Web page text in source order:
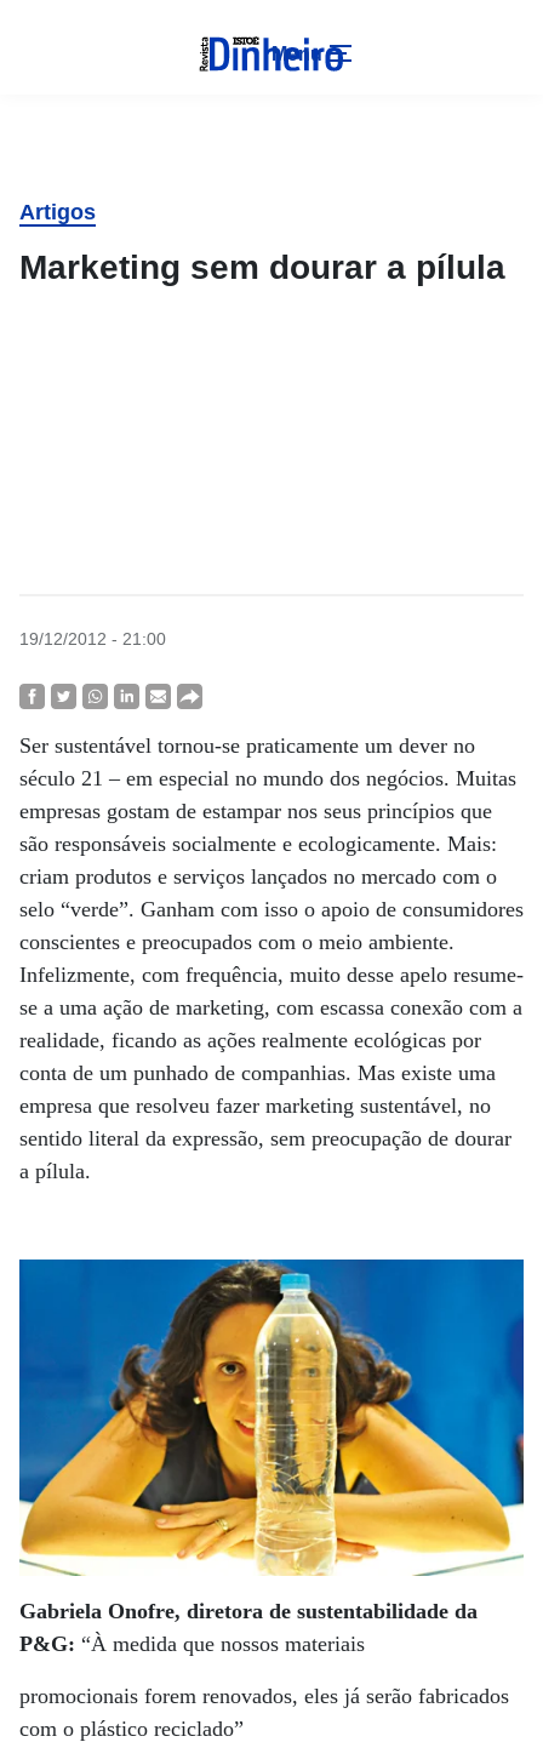
Menu
Artigos
Marketing sem dourar a pílula
19/12/2012 - 21:00
Ser sustentável tornou-se praticamente um dever no
século 21 – em especial no mundo dos negócios. Muitas
empresas gostam de estampar nos seus princípios que
são responsáveis socialmente e ecologicamente. Mais:
criam produtos e serviços lançados no mercado com o
selo “verde”. Ganham com isso o apoio de consumidores
conscientes e preocupados com o meio ambiente.
Infelizmente, com frequência, muito desse apelo resume-
se a uma ação de marketing, com escassa conexão com a
realidade, ficando as ações realmente ecológicas por
conta de um punhado de companhias. Mas existe uma
empresa que resolveu fazer marketing sustentável, no
sentido literal da expressão, sem preocupação de dourar
a pílula.
Gabriela Onofre, diretora de sustentabilidade da
P&G: “À medida que nossos materiais
promocionais forem renovados, eles já serão fabricados
com o plástico reciclado”